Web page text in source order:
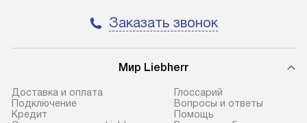
Заказать звонок
Мир Liebherr
Доставка и оплата
Подключение
Кредит
Глоссарий
Вопросы и ответы
Помощь